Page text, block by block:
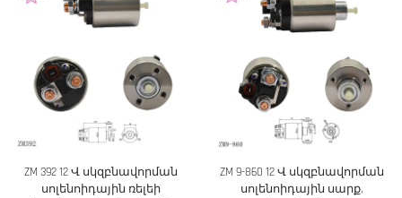
ZM 392 12 Վ սկզբնավորման
սոլենոիդային ռելեի
ZM 9-860 12 Վ սկզբնավորման
սոլենոիդային սարք,